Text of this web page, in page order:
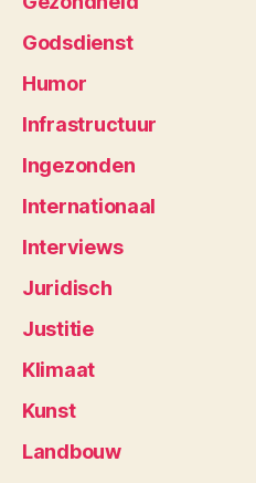
Godsdienst
Humor
Infrastructuur
Ingezonden
Internationaal
Interviews
Juridisch
Justitie
Klimaat
Kunst
Landbouw